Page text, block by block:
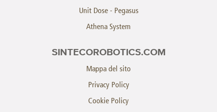
Unit Dose - Pegasus
Athena System
SINTECOROBOTICS.COM
Mappa del sito
Privacy Policy
Cookie Policy